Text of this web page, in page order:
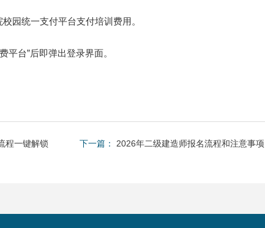
统一支付平台支付培训费用。
台”后即弹出登录界面。
程一键解锁 下一篇： 2026年二级建造师报名流程和注意事项